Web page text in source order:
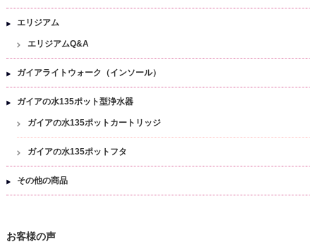
エリジアム
エリジアムQ&A
ガイアライトウォーク（インソール）
ガイアの水135ポット型浄水器
ガイアの水135ポットカートリッジ
ガイアの水135ポットフタ
その他の商品
お客様の声